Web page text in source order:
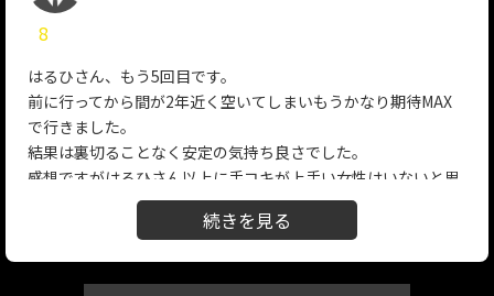
8
はるひさん、もう5回目です。
前に行ってから間が2年近く空いてしまいもうかなり期待MAX
で行きました。
結果は裏切ることなく安定の気持ち良さでした。
感想ですがはるひさん以上に手コキが上手い女性はいないと思
本当に気持ちがいいです。亀頭攻めに寸止めテク、誰もはるひ
さらにはるひさんの声がまた可愛くてエロい。